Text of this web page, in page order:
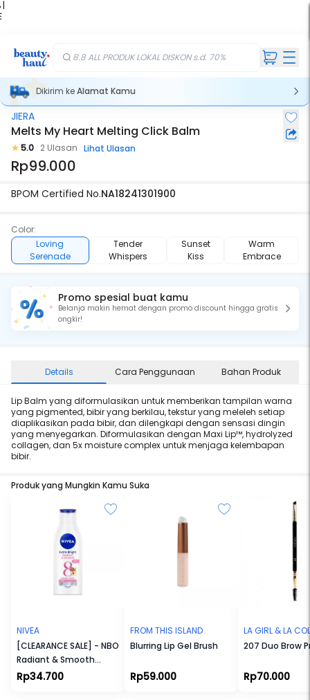
|
8.8 ALL PRODUK LOKAL DISKON s.d. 70%
Dikirim keAlamat Kamu
JIERA
Melts My Heart Melting Click Balm
5.0 2 Ulasan Lihat Ulasan
Rp99.000
BPOM Certified No.NA18241301900
Color:
Loving
Serenade
Tender
Whispers
Sunset
Kiss
Warm
Embrace
Promo spesial buat kamu
Belanja makin hemat dengan promo discount hingga gratis
ongkir!
Details Cara Penggunaan Bahan Produk
Lip Balm yang diformulasikan untuk memberikan tampilan warna
yang pigmented, bibir yang berkilau, tekstur yang meleleh setiap
diaplikasikan pada bibir, dan dilengkapi dengan sensasi dingin
yang menyegarkan. Diformulasikan dengan Maxi Lip™, hydrolyzed
collagen, dan 5x moisture complex untuk menjaga kelembapan
bibir.
Produk yang Mungkin Kamu Suka
NIVEA
[CLEARANCE SALE] - NBO
Radiant & Smooth
Lotion 190ml
Rp34.700
FROM THIS ISLAND
Blurring Lip Gel Brush
Rp59.000
LA GIRL & LA
207 Duo Brow
Rp70.000